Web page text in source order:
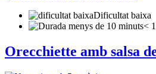
Dificultat baixa
<
Orecchiette amb salsa